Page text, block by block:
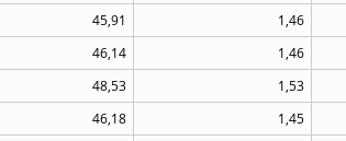
45,91 1,46
46,14 1,46
48,53 1,53
46,18 1,45